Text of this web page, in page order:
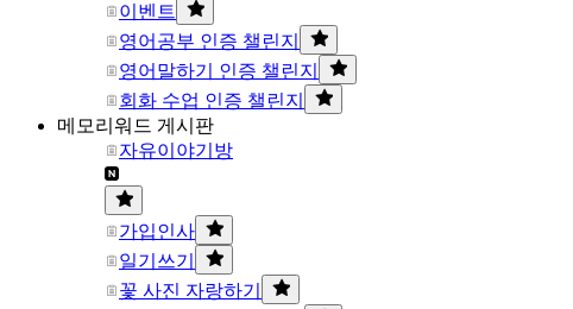
이벤트
영어공부 인증 챌린지
영어말하기 인증 챌린지
회화 수업 인증 챌린지
메모리워드 게시판
자유이야기방
가입인사
일기쓰기
꽃 사진 자랑하기